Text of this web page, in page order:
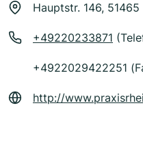
Hauptstr. 146,
+49220233871
+4922029422251
http://